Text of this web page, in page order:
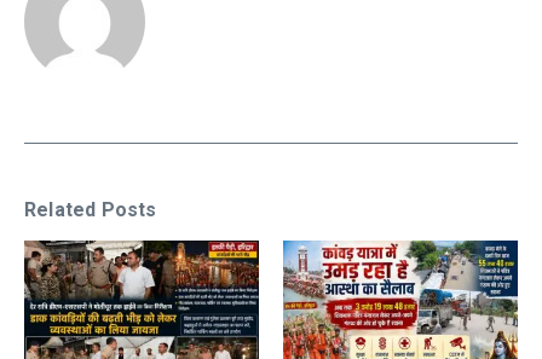
Related Posts